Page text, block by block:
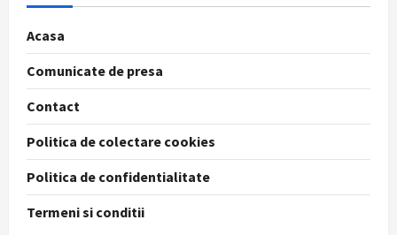
Acasa
Comunicate de presa
Contact
Politica de colectare cookies
Politica de confidentialitate
Termeni si conditii